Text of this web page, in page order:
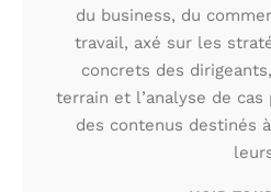
du business, du
travail, axé sur les
concrets des
terrain et l’analyse de
des contenus destinés